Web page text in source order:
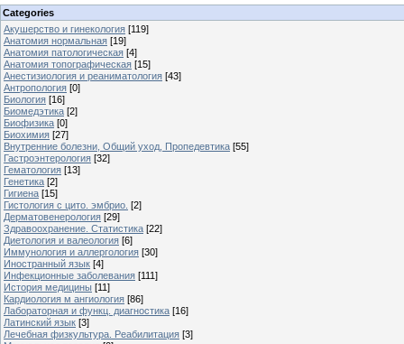
Categories
Акушерство и гинекология [119]
Анатомия нормальная [19]
Анатомия патологическая [4]
Анатомия топографическая [15]
Анестизиология и реаниматология [43]
Антропология [0]
Биология [16]
Биомедэтика [2]
Биофизика [0]
Биохимия [27]
Внутренние болезни, Общий уход, Пропедевтика [55]
Гастроэнтерология [32]
Гематология [13]
Генетика [2]
Гигиена [15]
Гистология с цито. эмбрио. [2]
Дерматовенерология [29]
Здравоохранение. Статистика [22]
Диетология и валеология [6]
Иммунология и аллергология [30]
Иностранный язык [4]
Инфекционные заболевания [111]
История медицины [11]
Кардиология м ангиология [86]
Лабораторная и функц. диагностика [16]
Латинский язык [3]
Лечебная физкультура. Реабилитация [3]